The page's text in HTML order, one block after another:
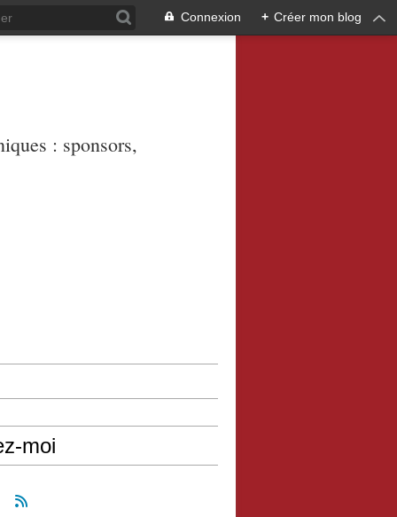
Connexion + Créer mon blog
: sponsors,
moi